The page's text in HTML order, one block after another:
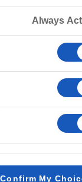
en maak je
boter- en
waard om
Always
Confirm My